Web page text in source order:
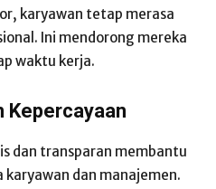
karyawan tetap merasa
Ini mendorong mereka
waktu kerja.
Kepercayaan
dan transparan membantu
dan manajemen.